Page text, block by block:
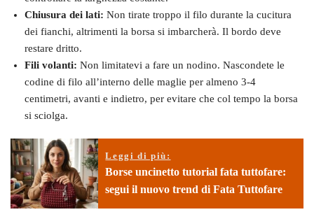
Chiusura dei lati: Non tirate troppo il filo durante la cucitura
dei fianchi, altrimenti la borsa si imbarcherà. Il bordo deve
restare dritto.
Fili volanti: Non limitatevi a fare un nodino. Nascondete le
codine di filo all’interno delle maglie per almeno 3-4
centimetri, avanti e indietro, per evitare che col tempo la borsa
si sciolga.
Leggi di più:
Borse uncinetto tutorial fata tuttofare:
segui il nuovo trend di Fata Tuttofare